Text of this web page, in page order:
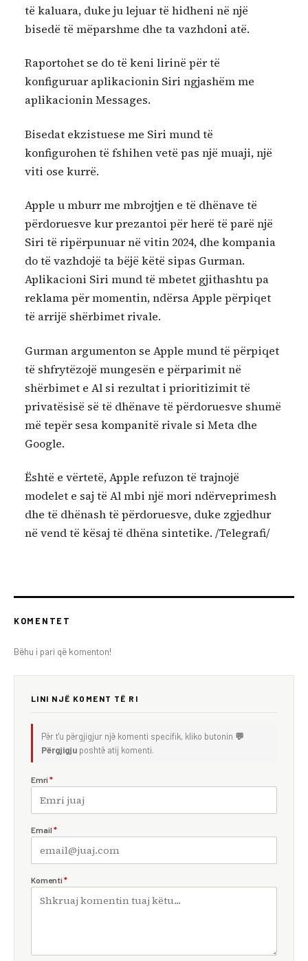
të kaluara, duke ju lejuar të hidheni në një
bisedë të mëparshme dhe ta vazhdoni atë.
Raportohet se do të keni lirinë për të
konfiguruar aplikacionin Siri ngjashëm me
aplikacionin Messages.
Bisedat ekzistuese me Siri mund të
konfigurohen të fshihen vetë pas një muaji, një
viti ose kurrë.
Apple u mburr me mbrojtjen e të dhënave të
përdoruesve kur prezantoi për herë të parë një
Siri të ripërpunuar në vitin 2024, dhe kompania
do të vazhdojë ta bëjë këtë sipas Gurman.
Aplikacioni Siri mund të mbetet gjithashtu pa
reklama për momentin, ndërsa Apple përpiqet
të arrijë shërbimet rivale.
Gurman argumenton se Apple mund të përpiqet
të shfrytëzojë mungesën e përparimit në
shërbimet e Al si rezultat i prioritizimit të
privatësisë së të dhënave të përdoruesve shumë
më tepër sesa kompanitë rivale si Meta dhe
Google.
Është e vërtetë, Apple refuzon të trajnojë
modelet e saj të Al mbi një mori ndërveprimesh
dhe të dhënash të përdoruesve, duke zgjedhur
në vend të kësaj të dhëna sintetike. /Telegrafi/
KOMENTET
Bëhu i pari që komenton!
LINI NJË KOMENT TË RI
Për t'u përgjigjur një komenti specifik, kliko butonin 💬
Përgjigju poshtë atij komenti.
Emri *
Email *
Komenti *